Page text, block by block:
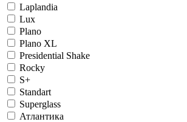
Laplandia
Lux
Plano
Plano XL
Presidential Shake
Rocky
S+
Standart
Superglass
Атлантика